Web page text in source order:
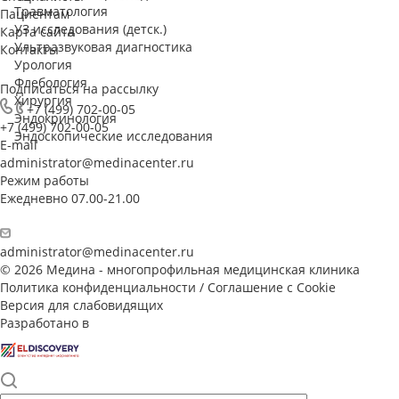
Травматология
УЗ исследования (детск.)
Ультразвуковая диагностика
Урология
Флебология
Хирургия
Эндокринология
Эндоскопические исследования
Пациентам
Карта сайта
Контакты
Подписаться на рассылку
+7 (499) 702-00-05
+7 (499) 702-00-05
E-mail
administrator@medinacenter.ru
Режим работы
Ежедневно 07.00-21.00
administrator@medinacenter.ru
© 2026 Медина - многопрофильная медицинская клиника
Политика конфиденциальности / Соглашение с Cookie
Версия для слабовидящих
Разработано в